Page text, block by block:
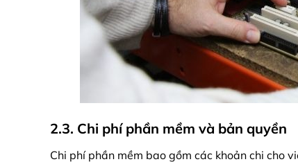
2.3. Chi phí phần mềm và bản quyền
Chi phí phần mềm bao gồm các khoản chi cho